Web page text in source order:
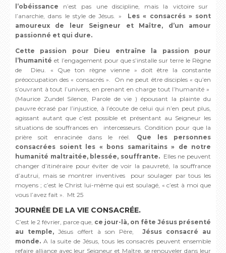
l’obéissance n’est pas une discipline, mais la victoire sur
l’anarchie, dans le style de Jésus. » Les « consacrés » sont
amoureux de leur Seigneur et Maître, d’un amour
passionné et qui dure.
Cette passion pour Dieu entraîne la passion pour
l’humanité et l’engagement pour que s’installe sur terre le Règne
de Dieu. « Que ton règne vienne » doit être la constante
préoccupation des « consacrés ». On ne peut être disciples « qu’en
s’ouvrant à tout l’univers, en prenant en charge tout l’humanité »
(Maurice Zundel Silence, Parole de vie ) épousant la plainte du
pauvre écrasé par l’injustice, à l’écoute de celui qui n’en peut plus,
agissant autant que c’est possible et présentant au Seigneur les
situations de souffrances en intercesseurs. Condition pour que la
prière soit enracinée dans le réel. Que les personnes
consacrées soient les « bons samaritains » de notre
humanité maltraitée, blessée, souffrante.Elles ne peuvent
changer d’itinéraire pour éviter de voir la pauvreté, la souffrance
d’autrui, mais se montrer inventives pour soulager par tous les
moyens ; c’est le Christ lui-même qui est soulagé, « c’est à moi que
vous l’avez fait ». Mt 25
JOURNÉE DE LA VIE CONSACRÉE.
C’est le 2 février, parce que, ce jour-là, on fête Jésus présenté
au temple,Jésus offert à son Père, Jésus consacré au
monde. A la suite de Jésus, tous les consacrés peuvent ensemble
refaire alliance avec leur Seigneur et Maître, se renouveler dans leur